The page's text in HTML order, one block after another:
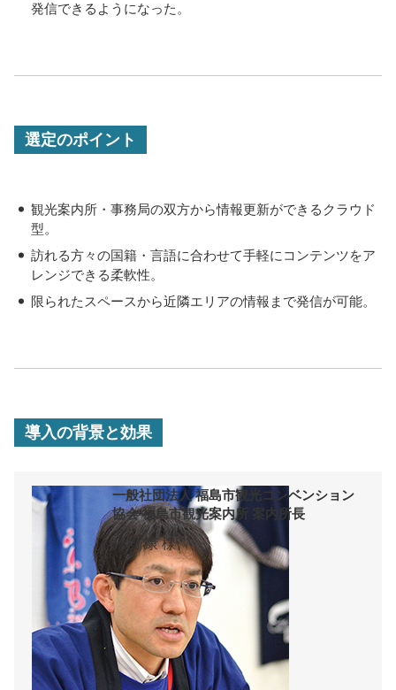
発信できるようになった。
選定のポイント
・ 観光案内所・事務局の双方から情報更新ができるクラウド
型。
・ 訪れる方々の国籍・言語に合わせて手軽にコンテンツをア
レンジできる柔軟性。
・ 限られたスペースから近隣エリアの情報まで発信が可能。
導入の背景と効果
一般社団法人 福島市観光コンベンション
協会 福島市観光案内所 案内所長
髙橋 康 様